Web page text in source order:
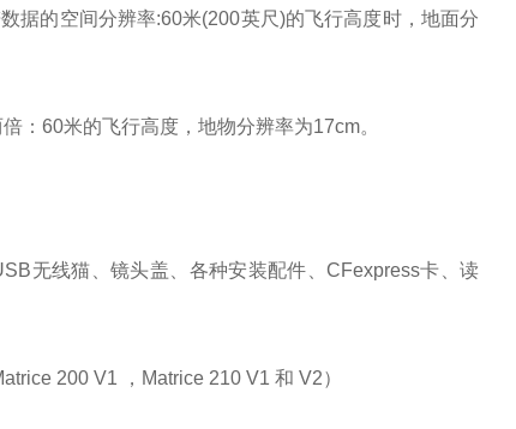
据的空间分辨率:60米(200英尺)的飞行高度时，地面分
：60米的飞行高度，地物分辨率为17cm。
无线猫、镜头盖、各种安装配件、CFexpress卡、读
200 V1 ，Matrice 210 V1 和 V2）